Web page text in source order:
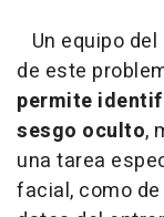
Un equipo
de este
permite
sesgo oculto,
una tarea
facial, como